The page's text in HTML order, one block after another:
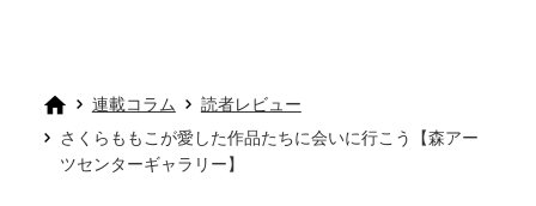
連載コラム
読者レビュー
さくらももこが愛した作品たちに会いに行こう【森アー
ツセンターギャラリー】